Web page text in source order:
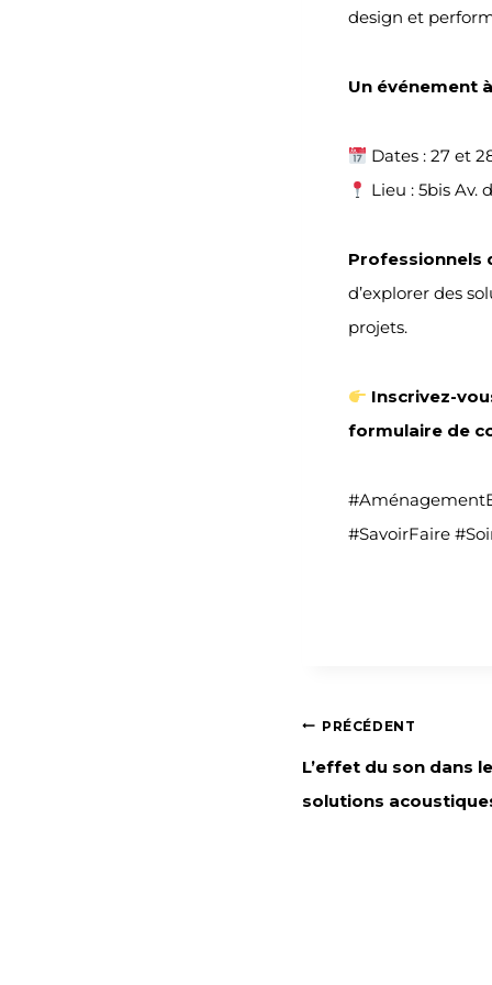
design et
Un événement
Dates : 27 et
Lieu : 5bis Av.
Professionnels
d’explorer des
projets.
Inscrivez-
formulaire de
#SavoirFaire
PRÉCÉDENT
L’effet du son dans
solutions